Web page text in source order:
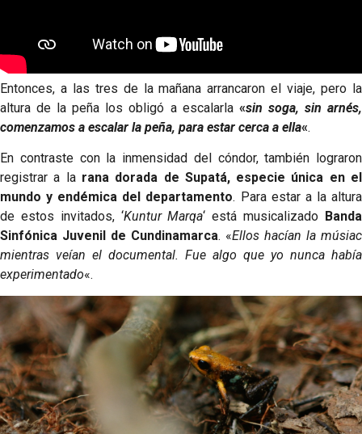
Entonces, a las tres de la mañana arrancaron el viaje, pero la
altura de la peña los obligó a escalarla «sin soga, sin arnés,
comenzamos a escalar la peña, para estar cerca a ella«.
En contraste con la inmensidad del cóndor, también lograron
registrar a la rana dorada de Supatá, especie única en el
mundo y endémica del departamento. Para estar a la altura
de estos invitados, ‘Kuntur Marqa‘ está musicalizado Banda
Sinfónica Juvenil de Cundinamarca. «Ellos hacían la músiac
mientras veían el documental. Fue algo que yo nunca había
experimentado«.